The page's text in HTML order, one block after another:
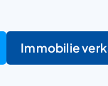
Immobilie